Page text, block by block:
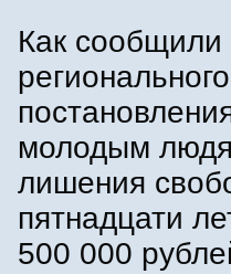
Как сообщили
молодым
лишения
пятнадцати
500 000